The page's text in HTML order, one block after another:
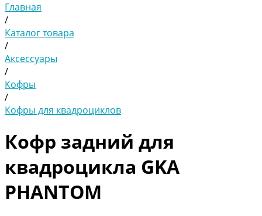
Главная
/
Каталог товара
/
Аксессуары
/
Кофры
/
Кофры для квадроциклов
Кофр задний для
квадроцикла GKA
PHANTOM